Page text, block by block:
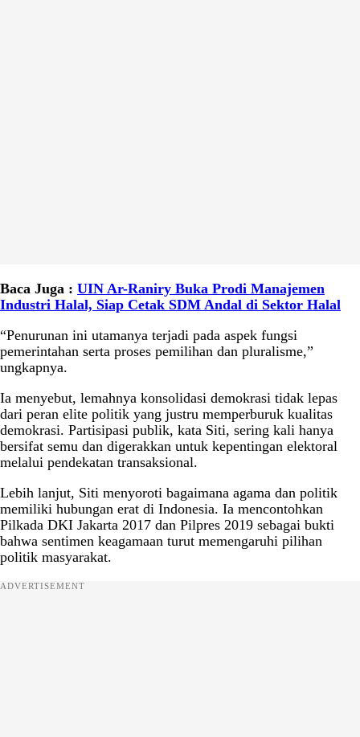
Baca Juga : UIN Ar-Raniry Buka Prodi Manajemen
Industri Halal, Siap Cetak SDM Andal di Sektor Halal
“Penurunan ini utamanya terjadi pada aspek fungsi
pemerintahan serta proses pemilihan dan pluralisme,”
ungkapnya.
Ia menyebut, lemahnya konsolidasi demokrasi tidak lepas
dari peran elite politik yang justru memperburuk kualitas
demokrasi. Partisipasi publik, kata Siti, sering kali hanya
bersifat semu dan digerakkan untuk kepentingan elektoral
melalui pendekatan transaksional.
Lebih lanjut, Siti menyoroti bagaimana agama dan politik
memiliki hubungan erat di Indonesia. Ia mencontohkan
Pilkada DKI Jakarta 2017 dan Pilpres 2019 sebagai bukti
bahwa sentimen keagamaan turut memengaruhi pilihan
politik masyarakat.
ADVERTISEMENT